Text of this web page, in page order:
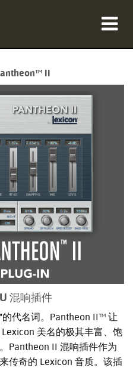
II
混响插件
代名词。Pantheon II™ 让
美名的极其丰富、饱
Pantheon II 混响插件作为
传奇的 Lexicon 音质。该插